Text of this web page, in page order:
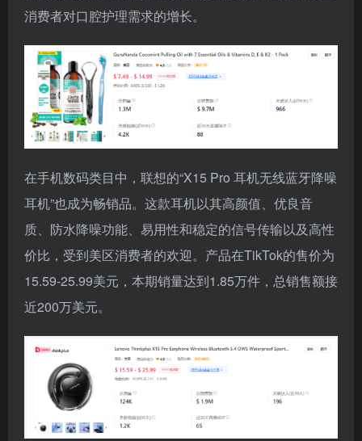
消费者对口腔护理需求的增长。
在手机数码类目中，联想的“X15 Pro 耳机无线蓝牙降噪
耳机”也成为畅销品。这款耳机以其高颜值、优良音
质、防水降噪功能、易用性和稳定的信号传输以及高性
价比，受到美区消费者的欢迎。产品在TikTok的售价为
15.59-25.99美元，本期销量达到1.85万件，总销售额接
近200万美元。